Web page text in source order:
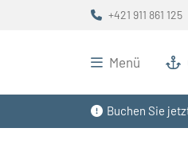
Buchen Sie
+421 911 861 125
Menü